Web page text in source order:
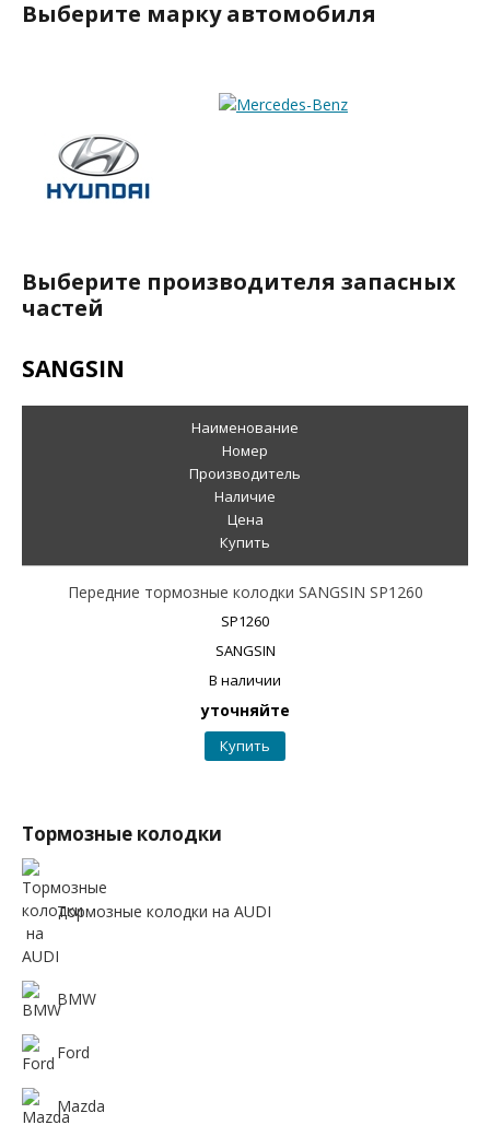
Выберите марку автомобиля
Выберите производителя запасных
частей
SANGSIN
Наименование
Номер
Производитель
Наличие
Цена
Купить
Передние тормозные колодки SANGSIN SP1260
SP1260
SANGSIN
В наличии
уточняйте
Купить
Тормозные колодки
Тормозные колодки на AUDI
BMW
Ford
Mazda